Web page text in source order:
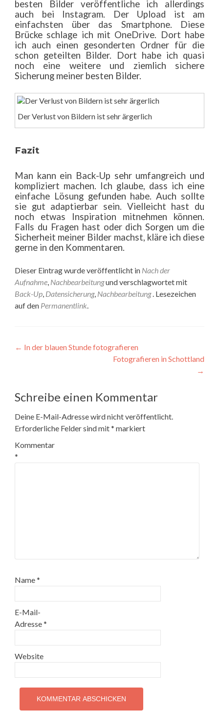
besten Bilder veröffentliche ich allerdings
auch bei Instagram. Der Upload ist am
einfachsten über das Smartphone. Diese
Brücke schlage ich mit OneDrive. Dort habe
ich auch einen gesonderten Ordner für die
schon geteilten Bilder. Dort habe ich quasi
noch eine weitere und ziemlich sichere
Sicherung meiner besten Bilder.
Der Verlust von Bildern ist sehr ärgerlich
Fazit
Man kann ein Back-Up sehr umfangreich und
kompliziert machen. Ich glaube, dass ich eine
einfache Lösung gefunden habe. Auch sollte
sie gut adaptierbar sein. Vielleicht hast du
noch etwas Inspiration mitnehmen können.
Falls du Fragen hast oder dich Sorgen um die
Sicherheit meiner Bilder machst, kläre ich diese
gerne in den Kommentaren.
Dieser Eintrag wurde veröffentlicht in Nach der
Aufnahme, Nachbearbeitungund verschlagwortet mit
Back-Up, Datensicherung, Nachbearbeitung. Lesezeichen
auf den Permanentlink.
Beitragsnavigation
← In der blauen Stunde fotografieren
Fotografieren in Schottland
→
Schreibe einen Kommentar
Deine E-Mail-Adresse wird nicht veröffentlicht.
Erforderliche Felder sind mit* markiert
Kommentar
*
Name*
E-Mail-
Adresse*
Website